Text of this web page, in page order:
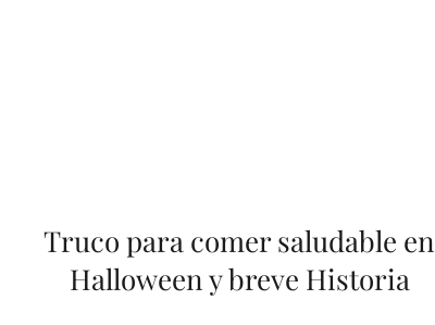
Truco para comer saludable en
Halloween y breve Historia